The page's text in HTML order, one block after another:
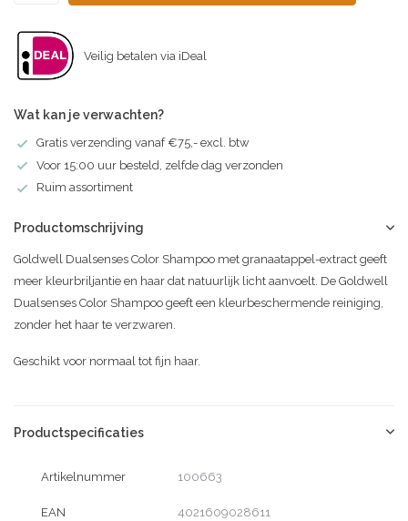
Veilig betalen via iDeal
Wat kan je verwachten?
Gratis verzending vanaf €75,- excl. btw
Voor 15:00 uur besteld, zelfde dag verzonden
Ruim assortiment
Productomschrijving
Goldwell Dualsenses Color Shampoo met granaatappel-extract geeft
meer kleurbriljantie en haar dat natuurlijk licht aanvoelt. De Goldwell
Dualsenses Color Shampoo geeft een kleurbeschermende reiniging,
zonder het haar te verzwaren.
Geschikt voor normaal tot fijn haar.
Productspecificaties
Artikelnummer 100663
EAN 4021609028611